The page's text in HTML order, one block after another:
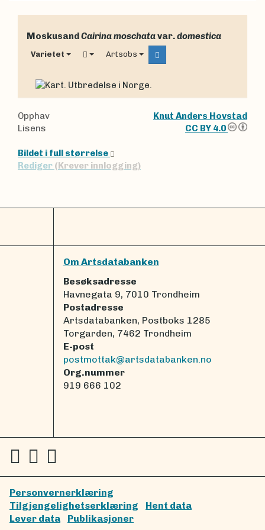
MoskusandCairina moschatavar.domestica
Varietet Artsobs
Opphav
Knut Anders Hovstad
Lisens
CC BY 4.0
Bildet i full størrelse
Rediger (Krever innlogging)
Om Artsdatabanken
Besøksadresse
Havnegata 9, 7010 Trondheim
Postadresse
Artsdatabanken, Postboks 1285
Torgarden, 7462 Trondheim
E-post
postmottak@artsdatabanken.no
Org.nummer
919 666 102
Personvernerklæring
Tilgjengelighetserklæring
Hent data
Lever data
Publikasjoner